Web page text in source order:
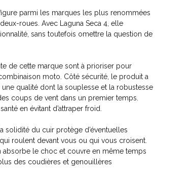
parmi les marques les plus renommées
roues. Avec Laguna Seca 4, elle
sans toutefois omettre la question de
de cette marque sont à prioriser pour
moto. Côté sécurité, le produit a
qualité dont la souplesse et la robustesse
coups de vent dans un premier temps.
en évitant d’attraper froid.
solidité du cuir protège d’éventuelles
roulent devant vous ou qui vous croisent.
absorbe le choc et couvre en même temps
des coudières et genouillères